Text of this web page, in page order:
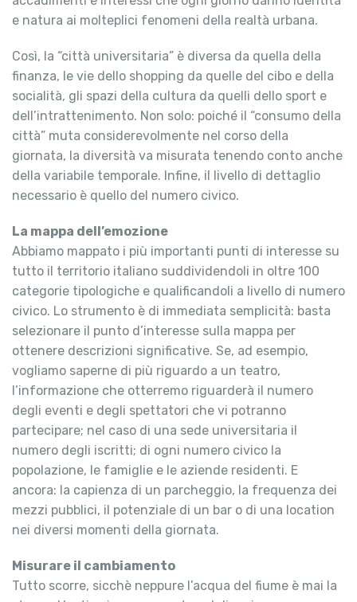
e natura ai molteplici fenomeni della realtà urbana.
Così, la “città universitaria” è diversa da quella della
finanza, le vie dello shopping da quelle del cibo e della
socialità, gli spazi della cultura da quelli dello sport e
dell’intrattenimento. Non solo: poiché il “consumo della
città” muta considerevolmente nel corso della
giornata, la diversità va misurata tenendo conto anche
della variabile temporale. Infine, il livello di dettaglio
necessario è quello del numero civico.
La mappa dell’emozione
Abbiamo mappato i più importanti punti di interesse su
tutto il territorio italiano suddividendoli in oltre 100
categorie tipologiche e qualificandoli a livello di numero
civico. Lo strumento è di immediata semplicità: basta
selezionare il punto d’interesse sulla mappa per
ottenere descrizioni significative. Se, ad esempio,
vogliamo saperne di più riguardo a un teatro,
l’informazione che otterremo riguarderà il numero
degli eventi e degli spettatori che vi potranno
partecipare; nel caso di una sede universitaria il
numero degli iscritti; di ogni numero civico la
popolazione, le famiglie e le aziende residenti. E
ancora: la capienza di un parcheggio, la frequenza dei
mezzi pubblici, il potenziale di un bar o di una location
nei diversi momenti della giornata.
Misurare il cambiamento
Tutto scorre, sicchè neppure l’acqua del fiume è mai la